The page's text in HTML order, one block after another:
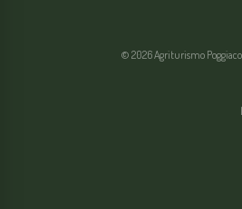
© 2026 Agriturismo